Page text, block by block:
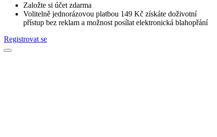
Založte si účet zdarma
Volitelně jednorázovou platbou 149 Kč získáte doživotní
přístup bez reklam a možnost posílat elektronická blahopřání
Registrovat se